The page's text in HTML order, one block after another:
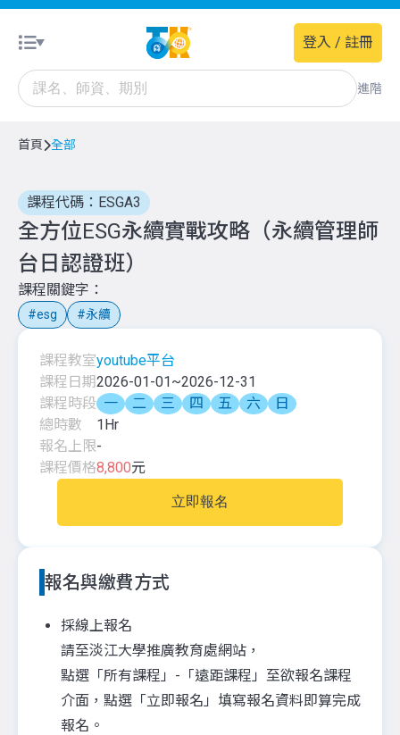
進階
登入 / 註冊
首頁 全部
課程代碼：ESGA3
全方位ESG永續實戰攻略（永續管理師
台日認證班）
課程關鍵字
esg 永續
課程教室youtube平台
課程日期2026-01-01~2026-12-31
課程時段 一 二 三 四 五 六
日
總時數
1Hr
報名上限-
課程價格8,800元
立即報名
報名與繳費方式
採線上報名
請至淡江大學推廣教育處網站，
點選「所有課程」-「遠距課程」至欲報名課程
介面，點選「立即報名」填寫報名資料即算完成
報名。